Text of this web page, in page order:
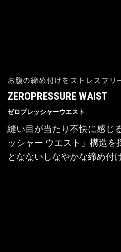
お腹の締め付けをストレスフリ
ZEROPRESSURE WAIST
ゼロプレッシャーウエスト
縫い目が当たり不快に感じ
ッシャー ウエスト」構造を
となないしなやかな締め付